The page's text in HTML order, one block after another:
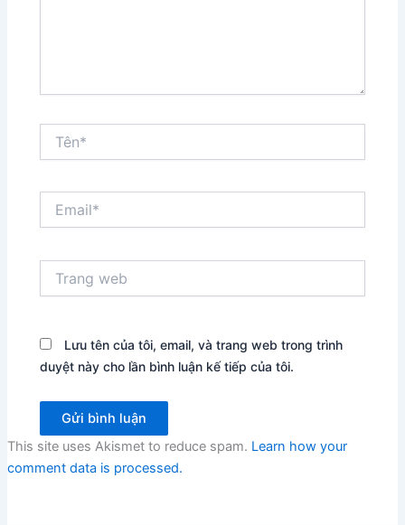
web
Lưu tên của tôi, email, và trang web trong trình
duyệt này cho lần bình luận kế tiếp của tôi.
This site uses Akismet to reduce spam. Learn how your
comment data is processed.